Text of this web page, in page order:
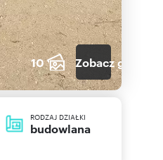
10 Zobacz galerię
RODZAJ DZIAŁKI
budowlana